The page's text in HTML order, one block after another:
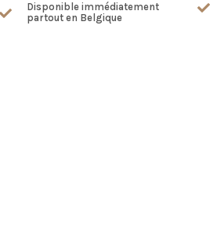
Disponible immédiatement
partout en Belgique